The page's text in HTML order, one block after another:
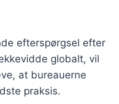
efterspørgsel efter
globalt, vil
at bureauerne
praksis.